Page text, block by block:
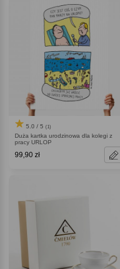
5.0 / 5 (1)
Duża kartka urodzinowa dla kolegi z
pracy URLOP
99,90 zł